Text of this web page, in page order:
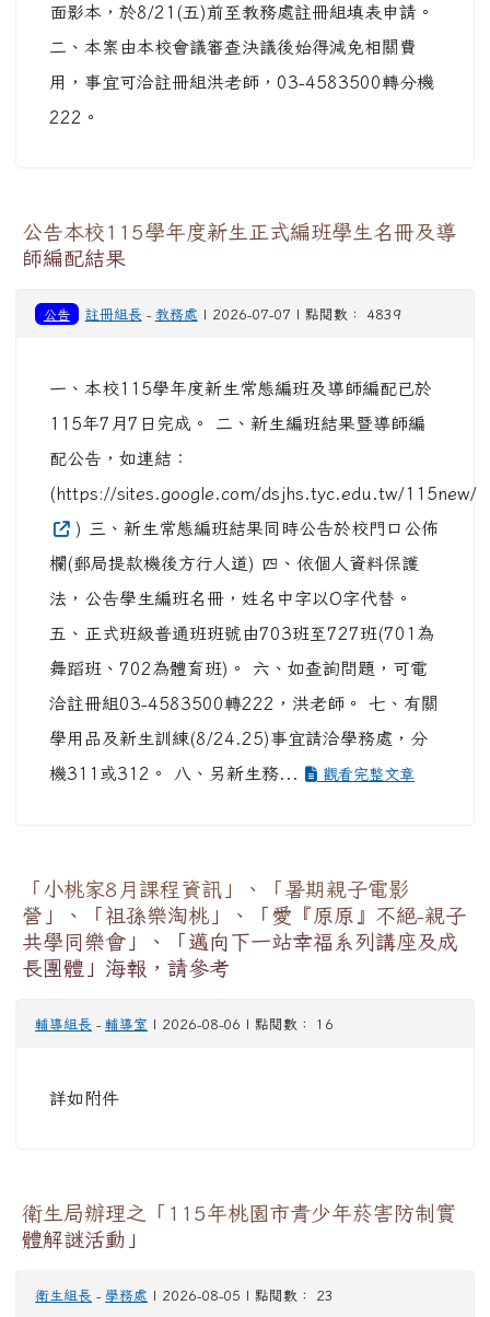
面影本，於8/21(五)前至教務處註冊組填表申請。
二、本案由本校會議審查決議後始得減免相關費
用，事宜可洽註冊組洪老師，03-4583500轉分機
222。
公告本校115學年度新生正式編班學生名冊及導
師編配結果
公告 註冊組長 - 教務處 | 2026-07-07 | 點閱數： 4839
一、本校115學年度新生常態編班及導師編配已於
115年7月7日完成。 二、新生編班結果暨導師編
配公告，如連結：
(https://sites.google.com/dsjhs.tyc.edu.tw/115new/
) 三、新生常態編班結果同時公告於校門口公佈
欄(郵局提款機後方行人道) 四、依個人資料保護
法，公告學生編班名冊，姓名中字以O字代替。
五、正式班級普通班班號由703班至727班(701為
舞蹈班、702為體育班)。 六、如查詢問題，可電
洽註冊組03-4583500轉222，洪老師。 七、有關
學用品及新生訓練(8/24.25)事宜請洽學務處，分
機311或312。 八、另新生務...
觀看完整文章
「小桃家8月課程資訊」、「暑期親子電影
營」、「祖孫樂淘桃」、「愛『原原』不絕-親子
共學同樂會」、「邁向下一站幸福系列講座及成
長團體」海報，請參考
輔導組長 - 輔導室 | 2026-08-06 | 點閱數： 16
詳如附件
衛生局辦理之「115年桃園市青少年菸害防制實
體解謎活動」
衛生組長 - 學務處 | 2026-08-05 | 點閱數： 23